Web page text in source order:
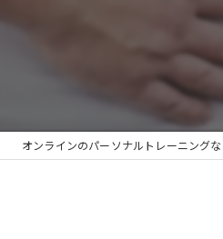
オンラインのパーソナルトレーニング